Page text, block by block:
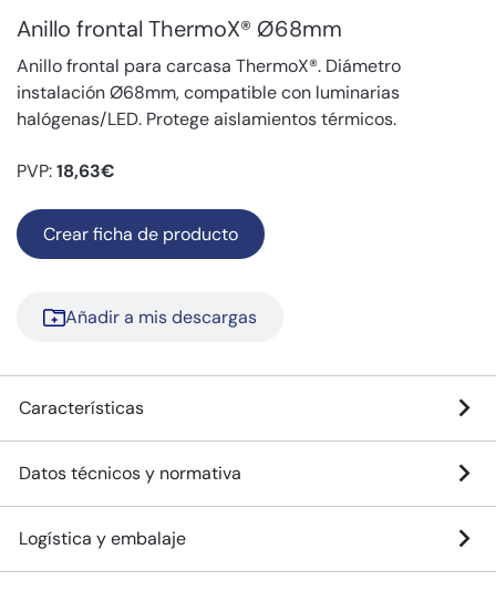
Anillo frontal ThermoX® Ø68mm
Anillo frontal para carcasa ThermoX®. Diámetro
instalación Ø68mm, compatible con luminarias
halógenas/LED. Protege aislamientos térmicos.
PVP:18,63€
Crear ficha de producto
Añadir a mis descargas
Características
Datos técnicos y normativa
Logística y embalaje